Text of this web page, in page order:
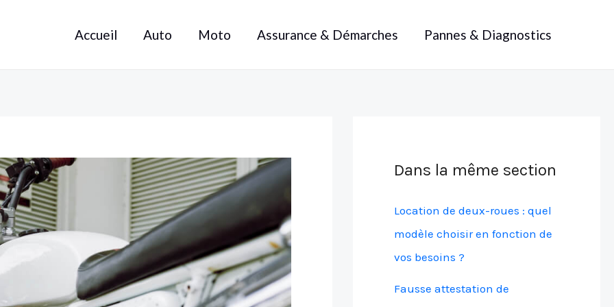
Accueil Auto Moto Assurance & Démarches Pannes & Diagnostics
Dans la même section
Location de deux-roues : quel
modèle choisir en fonction de
vos besoins ?
Fausse attestation de